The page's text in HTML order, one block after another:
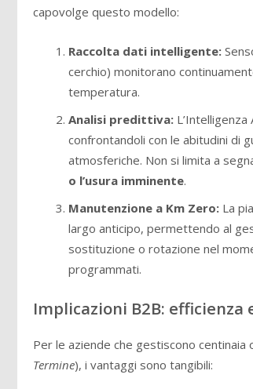
capovolge questo modello:
Raccolta dati intelligente:
cerchio) monitorano
temperatura.
Analisi predittiva:L’Intelligenza
confrontandoli con le abitudini di
atmosferiche. Non si limita a
o l’usura imminente.
Manutenzione a Km Zero:La
largo anticipo, permettendo al
sostituzione o rotazione nel
programmati.
Implicazioni B2B: efficienza
Per le aziende che gestiscono centinaia
Termine), i vantaggi sono tangibili: